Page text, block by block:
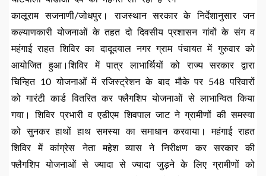
कालूराम सजनाणी/जोधपुर। राजस्थान सरकार के निर्देशानुसार जन
कल्याणकारी योजनाओं के तहत दो दिवसीय प्रशासन गांवों के संग व
महंगाई राहत शिविर का दादूदयाल नगर ग्राम पंचायत में गुरुवार को
आयोजित हुआ।शिविर में पात्र लाभार्थियों को राज्य सरकार द्वारा
चिन्हित 10 योजनाओं में रजिस्ट्रेशन के बाद मौके पर 548 परिवारों
को गारंटी कार्ड वितरित कर फ्लैगशिप योजनाओं से लाभान्वित किया
गया। शिविर प्रभारी व एडीएम शिवपाल जाट ने ग्रामीणों की समस्या
को सुनकर हाथों हाथ समस्या का समाधान करवाया। महंगाई राहत
शिविर में कांग्रेस नेता महेश व्यास ने निरीक्षण कर सरकार की
फ्लैगशिप योजनाओं से ज्यादा से ज्यादा जुड़ने के लिए ग्रामीणों को